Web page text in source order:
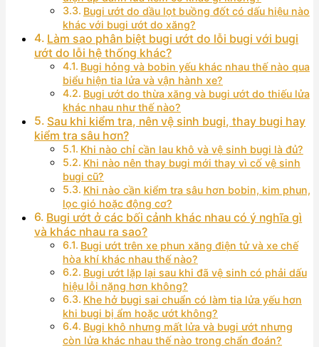
Bugi ướt do dầu lọt buồng đốt có dấu hiệu nào
khác với bugi ướt do xăng?
Làm sao phân biệt bugi ướt do lỗi bugi với bugi
ướt do lỗi hệ thống khác?
Bugi hỏng và bobin yếu khác nhau thế nào qua
biểu hiện tia lửa và vận hành xe?
Bugi ướt do thừa xăng và bugi ướt do thiếu lửa
khác nhau như thế nào?
Sau khi kiểm tra, nên vệ sinh bugi, thay bugi hay
kiểm tra sâu hơn?
Khi nào chỉ cần lau khô và vệ sinh bugi là đủ?
Khi nào nên thay bugi mới thay vì cố vệ sinh
bugi cũ?
Khi nào cần kiểm tra sâu hơn bobin, kim phun,
lọc gió hoặc động cơ?
Bugi ướt ở các bối cảnh khác nhau có ý nghĩa gì
và khác nhau ra sao?
Bugi ướt trên xe phun xăng điện tử và xe chế
hòa khí khác nhau thế nào?
Bugi ướt lặp lại sau khi đã vệ sinh có phải dấu
hiệu lỗi nặng hơn không?
Khe hở bugi sai chuẩn có làm tia lửa yếu hơn
khi bugi bị ẩm hoặc ướt không?
Bugi khô nhưng mất lửa và bugi ướt nhưng
còn lửa khác nhau thế nào trong chẩn đoán?